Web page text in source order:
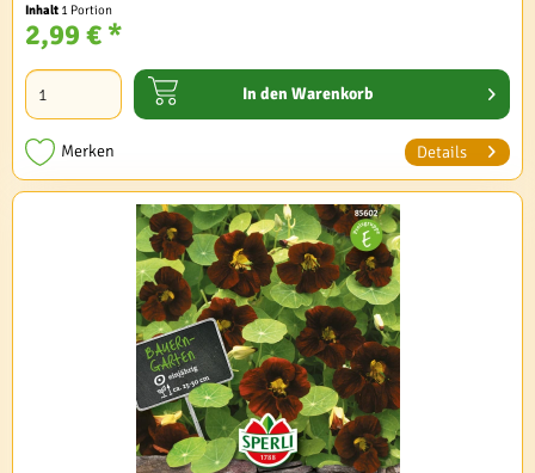
Inhalt 1 Portion
2,99 € *
In den Warenkorb
Merken Details